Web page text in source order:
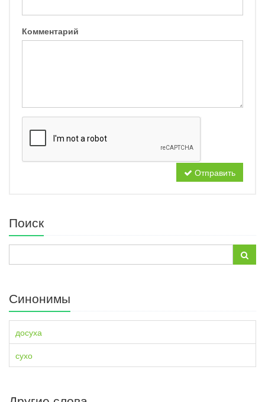
Комментарий
Отправить
Поиск
Синонимы
досуха
сухо